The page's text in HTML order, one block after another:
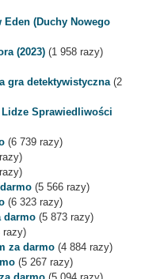
(Duchy Nowego
(2023) (1 958 razy)
gra detektywistyczna(2
Sprawiedliwości
(6 739 razy)
(5 566 razy)
(6 323 razy)
darmo (5 873 razy)
razy)
za darmo (4 884 razy)
(5 267 razy)